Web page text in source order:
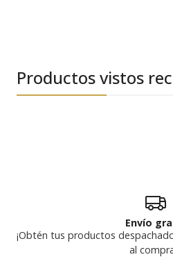
Productos vistos
Envío
¡Obtén tus productos
al